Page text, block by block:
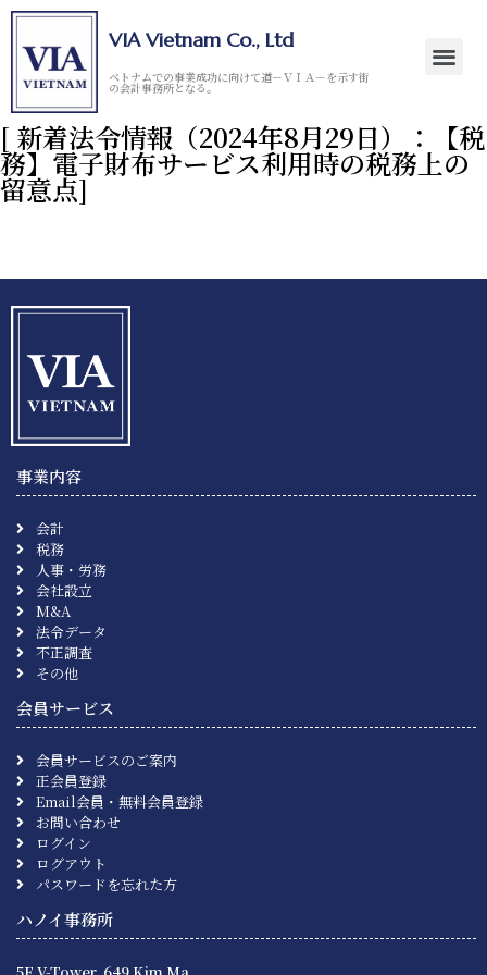
VIA Vietnam Co., Ltd
ベトナムでの事業成功に向けて道－ＶＩＡ－を示す街
の会計事務所となる。
[ 新着法令情報（2024年8月29日）：【税
務】電子財布サービス利用時の税務上の
留意点]
事業内容
会計
税務
人事・労務
会社設立
M&A
法令データ
不正調査
その他
会員サービス
会員サービスのご案内
正会員登録
Email会員・無料会員登録
お問い合わせ
ログイン
ログアウト
パスワードを忘れた方
ハノイ事務所